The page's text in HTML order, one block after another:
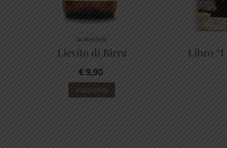
ALIMENTARI
Lievito di Birra
€ 9,90
AGGIUNGI
Libro “I